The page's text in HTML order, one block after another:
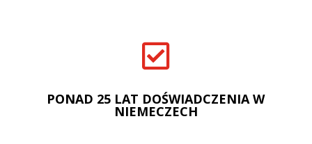

PONAD 25 LAT DOŚWIADCZENIA W
NIEMECZECH